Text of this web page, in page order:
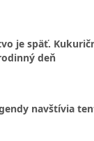
je späť.
deň
navštívia